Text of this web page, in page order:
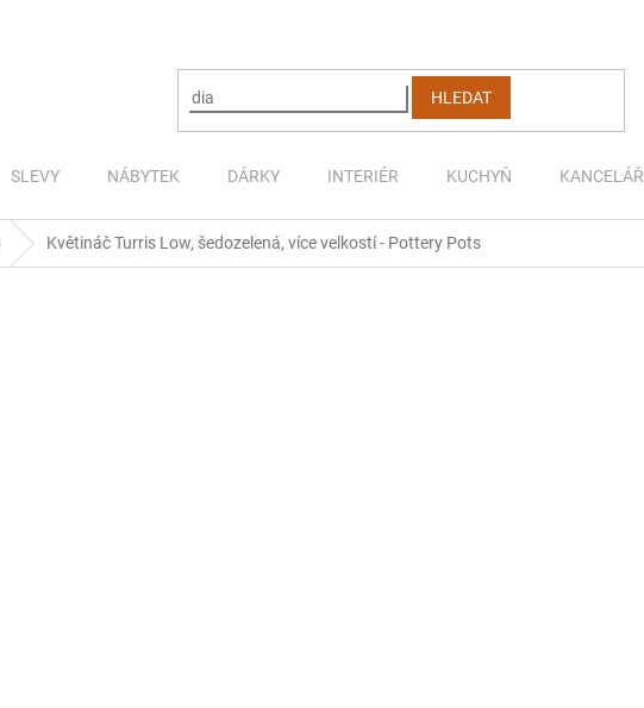
HLEDAT
SLEVY NÁBYTEK DÁRKY INTERIÉR KUCHYŇ KANCELÁŘ
Květináč Turris Low, šedozelená, více velkostí - Pottery Pots